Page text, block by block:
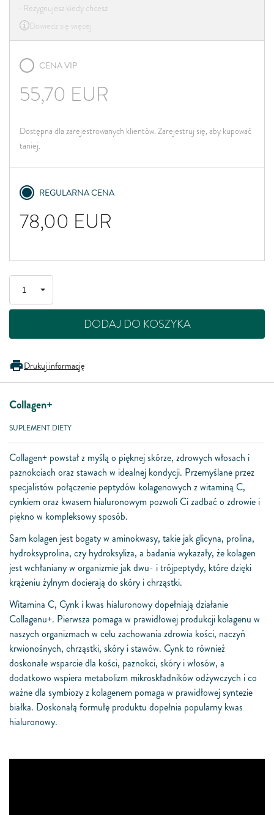
· Rezygnujesz kiedy chcesz
Dowiedz się więcej
CENA VIP
55,70 EUR
Dostępna dla zarejestrowanych klientów. Zarejestruj się, aby kupować
taniej.
REGULARNA CENA
78,00 EUR
DODAJ DO KOSZYKA
Drukuj informację
Collagen+
SUPLEMENT DIETY
Collagen+ powstał z myślą o pięknej skórze, zdrowych włosach i
paznokciach oraz stawach w idealnej kondycji. Przemyślane przez
specjalistów połączenie peptydów kolagenowych z witaminą C,
cynkiem oraz kwasem hialuronowym pozwoli Ci zadbać o zdrowie i
piękno w kompleksowy sposób.
Sam kolagen jest bogaty w aminokwasy, takie jak glicyna, prolina,
hydroksyprolina, czy hydroksyliza, a badania wykazały, że kolagen
jest wchłaniany w organizmie jak dwu- i trójpeptydy, które dzięki
krążeniu żylnym docierają do skóry i chrząstki.
Witamina C, Cynk i kwas hialuronowy dopełniają działanie
Collagenu+. Pierwsza pomaga w prawidłowej produkcji kolagenu w
naszych organizmach w celu zachowania zdrowia kości, naczyń
krwionośnych, chrząstki, skóry i stawów. Cynk to również
doskonałe wsparcie dla kości, paznokci, skóry i włosów, a
dodatkowo wspiera metabolizm mikroskładników odżywczych i co
ważne dla symbiozy z kolagenem pomaga w prawidłowej syntezie
białka. Doskonałą formułę produktu dopełnia popularny kwas
hialuronowy.